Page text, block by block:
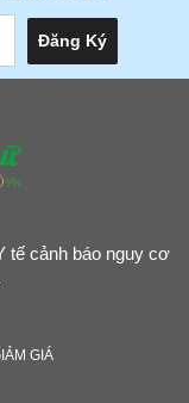
tế cảnh báo nguy cơ
GIÁ